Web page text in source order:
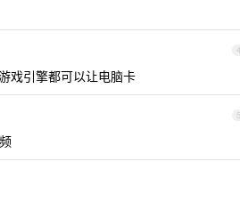
4
戏引擎都可以让电脑卡
5